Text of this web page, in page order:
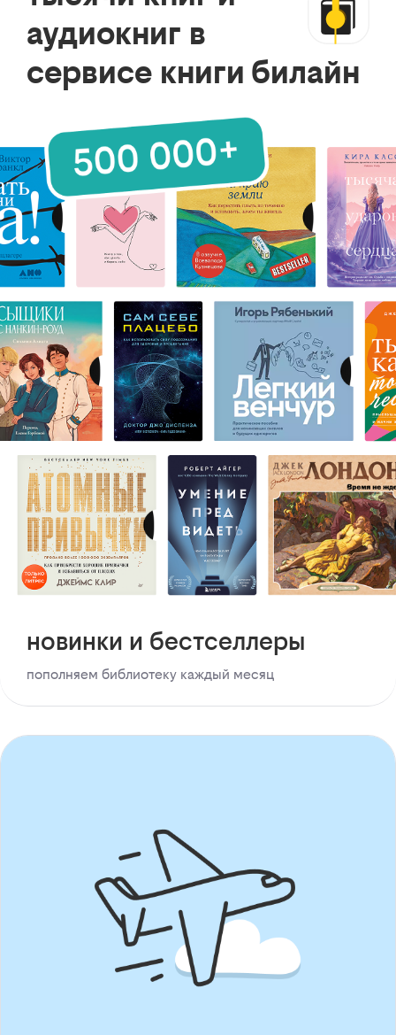
аудиокниг в
сервисе книги билайн
новинки и бестселлеры
пополняем библиотеку каждый месяц